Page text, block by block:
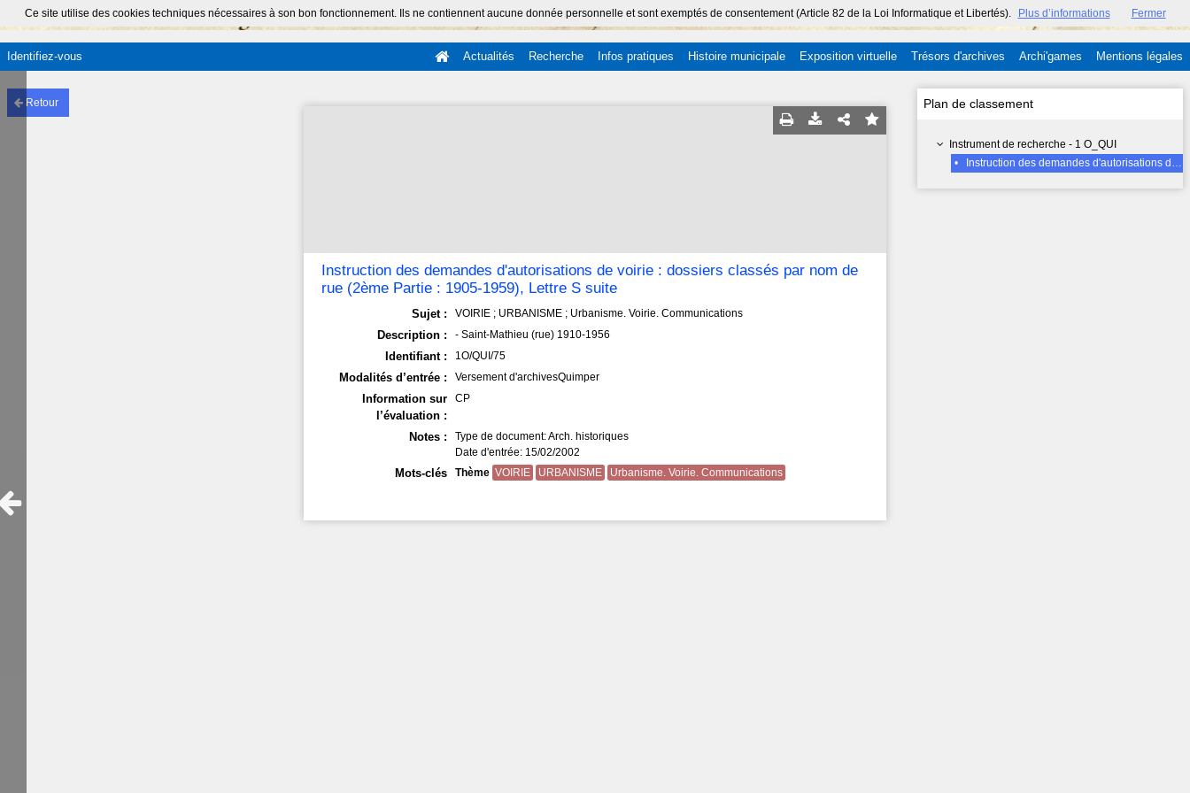
Ce site utilise des cookies techniques nécessaires à son bon fonctionnement. Ils ne contiennent aucune donnée personnelle et sont exemptés de consentement (Article 82 de la Loi Informatique et Libertés). Plus d’informations Fermer
Identifiez-vous Actualités Recherche Infos pratiques Histoire municipale Exposition virtuelle Trésors d'archives Archi'games Mentions légales
Retour Plan de classement
Instrument de recherche - 1 O_QUI
•
Instruction des demandes d'autorisations de voirie : dossiers classés par nom de rue (2ème Partie : 1905-1959), Lettre S suite
Instruction des demandes d'autorisations de voirie : dossiers classés par nom de
rue (2ème Partie : 1905-1959), Lettre S suite
Sujet : VOIRIE ; URBANISME ; Urbanisme. Voirie. Communications
Description : - Saint-Mathieu (rue) 1910-1956
Identifiant : 1O/QUI/75
Modalités d’entrée : Versement d'archivesQuimper
Information sur
l’évaluation :
CP
Notes :
Type de document: Arch. historiques
Date d'entrée: 15/02/2002
Mots-clés Thème VOIRIE URBANISME Urbanisme. Voirie. Communications